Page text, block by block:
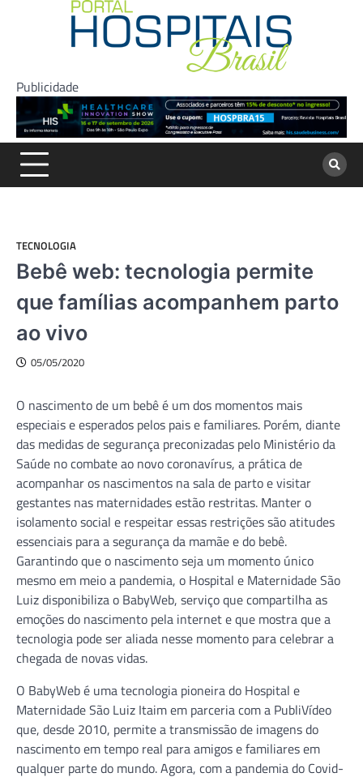
Publicidade
TECNOLOGIA
Bebê web: tecnologia permite
que famílias acompanhem parto
ao vivo
05/05/2020
O nascimento de um bebê é um dos momentos mais
especiais e esperados pelos pais e familiares. Porém, diante
das medidas de segurança preconizadas pelo Ministério da
Saúde no combate ao novo coronavírus, a prática de
acompanhar os nascimentos na sala de parto e visitar
gestantes nas maternidades estão restritas. Manter o
isolamento social e respeitar essas restrições são atitudes
essenciais para a segurança da mamãe e do bebê.
Garantindo que o nascimento seja um momento único
mesmo em meio a pandemia, o Hospital e Maternidade São
Luiz disponibiliza o BabyWeb, serviço que compartilha as
emoções do nascimento pela internet e que mostra que a
tecnologia pode ser aliada nesse momento para celebrar a
chegada de novas vidas.
O BabyWeb é uma tecnologia pioneira do Hospital e
Maternidade São Luiz Itaim em parceria com a PubliVídeo
que, desde 2010, permite a transmissão de imagens do
nascimento em tempo real para amigos e familiares em
qualquer parte do mundo. Agora, com a pandemia do Covid-